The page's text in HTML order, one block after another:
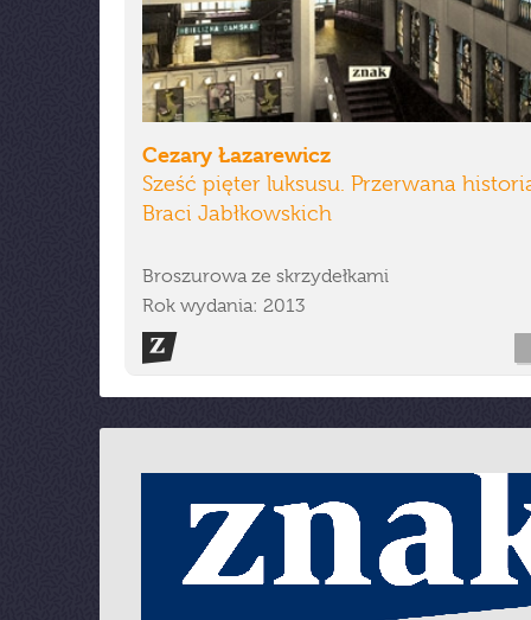
Cezary Łazarewicz
Sześć pięter luksusu. Przerwana
Braci Jabłkowskich
Broszurowa ze skrzydełkami
Rok wydania: 2013